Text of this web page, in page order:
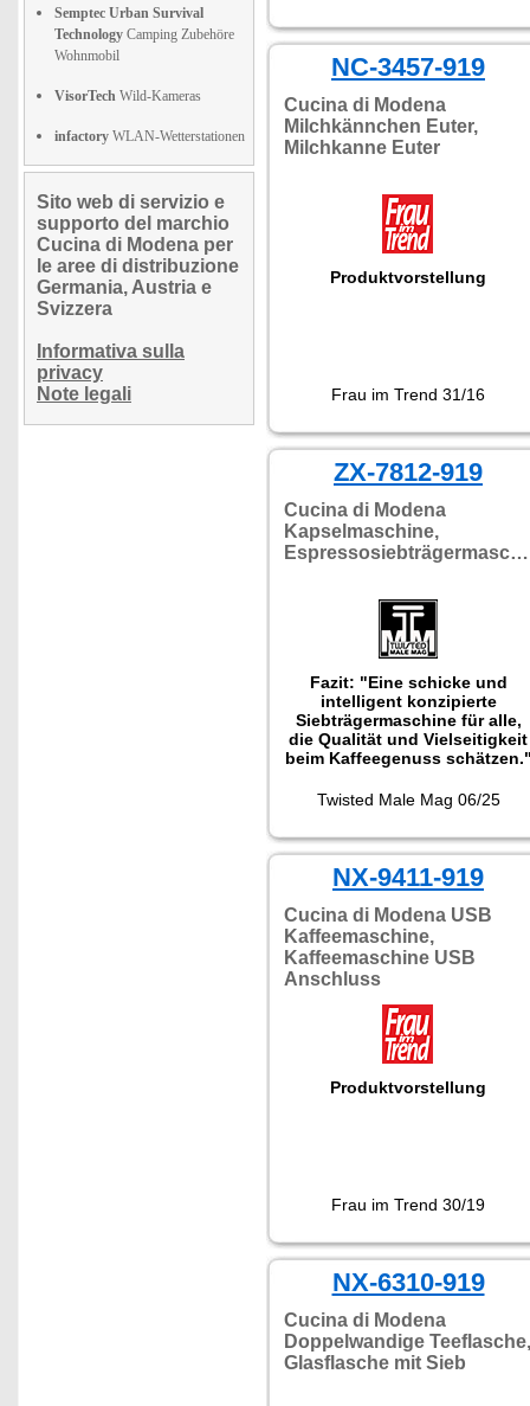
Semptec Urban Survival
Technology Camping Zubehöre
Wohnmobil
VisorTech Wild-Kameras
infactory WLAN-Wetterstationen
Sito web di servizio e
supporto del marchio
Cucina di Modena per
le aree di distribuzione
Germania, Austria e
Svizzera
Informativa sulla
privacy
Note legali
NC-3457-919
Cucina di Modena
Milchkännchen Euter,
Milchkanne Euter
Produktvorstellung
Frau im Trend 31/16
ZX-7812-919
Cucina di Modena
Kapselmaschine,
Espressosiebträgermaschine
Fazit: "Eine schicke und
intelligent konzipierte
Siebträgermaschine für alle,
die Qualität und Vielseitigkeit
beim Kaffeegenuss
Twisted Male Mag 06/25
NX-9411-919
Cucina di Modena USB
Kaffeemaschine,
Kaffeemaschine USB
Anschluss
Produktvorstellung
Frau im Trend 30/19
NX-6310-919
Cucina di Modena
Doppelwandige Teeflasche,
Glasflasche mit Sieb